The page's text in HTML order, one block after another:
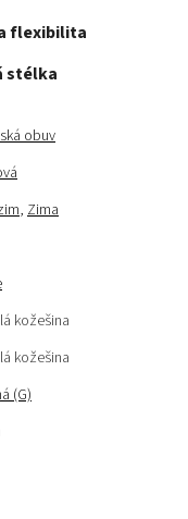
flexibilita
stélka
obuv
, Zima
kožešina
kožešina
(G)